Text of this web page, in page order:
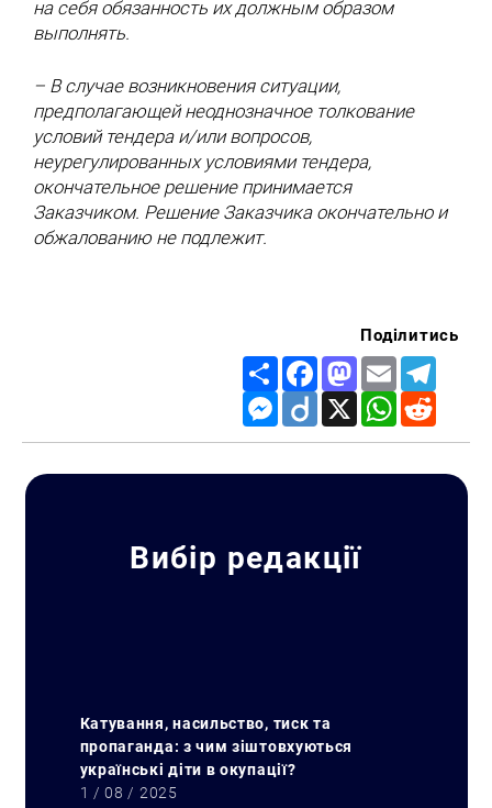
на себя обязанность их должным образом
выполнять.
– В случае возникновения ситуации,
предполагающей неоднозначное толкование
условий тендера и/или вопросов,
неурегулированных условиями тендера,
окончательное решение принимается
Заказчиком. Решение Заказчика окончательно и
обжалованию не подлежит.
Поділитись
Share FacebookMastodon
Email
Messenger
Diigo X WhatsApp
Вибір редакції
Катування, насильство, тиск та
пропаганда: з чим зіштовхуються
українські діти в окупації?
1 / 08 / 2025